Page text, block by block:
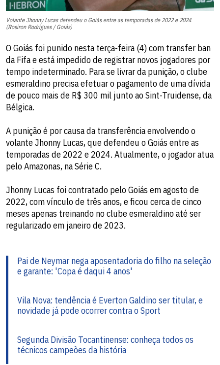
Volante Jhonny Lucas defendeu o Goiás entre as temporadas de 2022 e 2024
(Rosiron Rodrigues / Goiás)
O Goiás foi punido nesta terça-feira (4) com transfer ban
da Fifa e está impedido de registrar novos jogadores por
tempo indeterminado. Para se livrar da punição, o clube
esmeraldino precisa efetuar o pagamento de uma dívida
de pouco mais de R$ 300 mil junto ao Sint-Truidense, da
Bélgica.
A punição é por causa da transferência envolvendo o
volante Jhonny Lucas, que defendeu o Goiás entre as
temporadas de 2022 e 2024. Atualmente, o jogador atua
pelo Amazonas, na Série C.
Jhonny Lucas foi contratado pelo Goiás em agosto de
2022, com vínculo de três anos, e ficou cerca de cinco
meses apenas treinando no clube esmeraldino até ser
regularizado em janeiro de 2023.
Pai de Neymar nega aposentadoria do filho na seleção
e garante: 'Copa é daqui 4 anos'
Vila Nova: tendência é Everton Galdino ser titular, e
novidade já pode ocorrer contra o Sport
Segunda Divisão Tocantinense: conheça todos os
técnicos campeões da história